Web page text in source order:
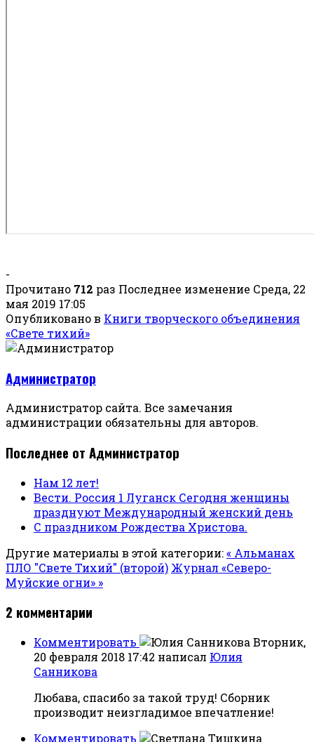
-
Прочитано 712 раз Последнее изменение Среда, 22
мая 2019 17:05
Опубликовано в Книги творческого объединения
«Свете тихий»
Администратор
Администратор сайта. Все замечания
администрации обязательны для авторов.
Последнее от Администратор
Нам 12 лет!
Вести. Россия 1 Луганск Сегодня женщины
празднуют Международный женский день
С праздником Рождества Христова.
Другие материалы в этой категории:« Альманах
ПЛО "Свете Тихий" (второй) Журнал «Северо-
Муйские огни» »
2 комментарии
Комментировать
Вторник,
20 февраля 2018 17:42 написал Юлия
Санникова
Любава, спасибо за такой труд! Сборник
производит неизгладимое впечатление!
Комментировать